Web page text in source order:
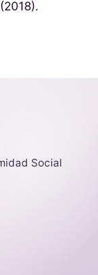
Social